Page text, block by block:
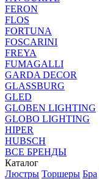
FERON
FLOS
FORTUNA
FOSCARINI
FREYA
FUMAGALLI
GARDA DECOR
GLASSBURG
GLED
GLOBEN LIGHTING
GLOBO LIGHTING
HIPER
HUBSCH
ВСЕ БРЕНДЫ
Каталог
Люстры Торшеры Бра